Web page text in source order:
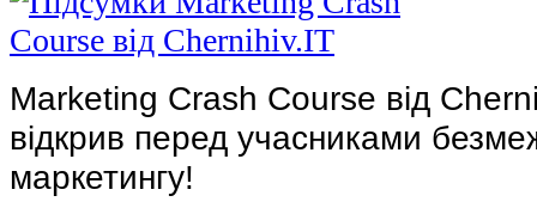
Marketing Crash Course від
відкрив перед учасниками
маркетингу!